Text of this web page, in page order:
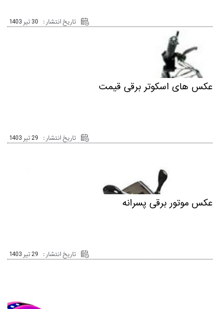
تاریخ انتشار : 30 تیر 1403
عکس های اسکوتر برقی قیمت
تاریخ انتشار : 29 تیر 1403
عکس موتور برقی پسرانه
تاریخ انتشار : 29 تیر 1403